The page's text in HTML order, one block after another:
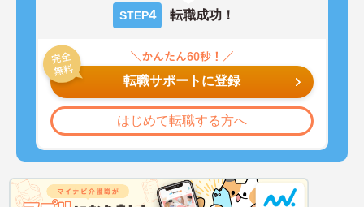
STEP4 転職成功！
転職サポートに登録
はじめて転職する方へ